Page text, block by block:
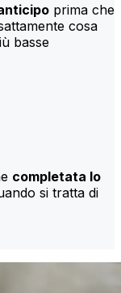
prima che
cosa
basse
completata lo
si tratta di